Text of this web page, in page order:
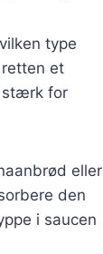
type
et
stærk for
eller
den
i saucen